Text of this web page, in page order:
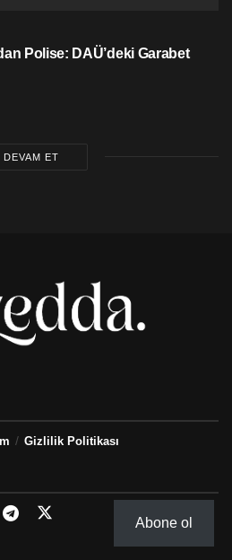
Polise: DAÜ’deki Garabet
DEVAM ET
Gizlilik Politikası
Abone ol